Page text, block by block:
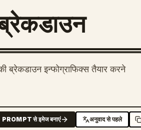
इन्फोग्राफिक्स तैयार करने
PROMPT से इमेज बनाएं अनुवाद से पहले